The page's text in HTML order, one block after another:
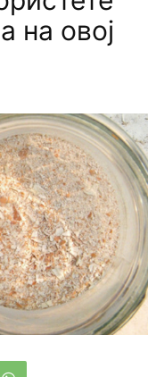
на овој